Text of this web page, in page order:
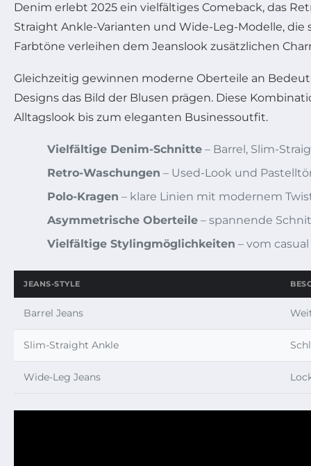
Denim erlebt 2025 ein vielfältiges Comeback, das
Straight Ankle-Varianten und Wide-Leg-Modelle,
Farbtöne verleihen dem Jeanslook zusätzlichen
Gleichzeitig gewinnen moderne Oberteile an
Designs das Bild der Blusen prägen. Diese
Alltagslook bis zum eleganten Businessoutfit.
Vielfältige Denim-Schnitte – Barrel, Slim-
Retro-Waschungen – Used-Look und
Polo-Kragen – klare Linien mit modernem
Asymmetrische Oberteile – spannende
Vielfältige Stylingmöglichkeiten – vom
JEANS-STYLE
Barrel Jeans
Slim-Straight Ankle
Wide-Leg Jeans